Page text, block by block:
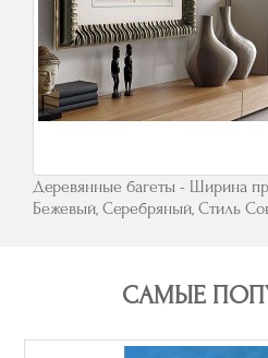
Деревянные багеты - Ширина
Бежевый, Серебряный, Стиль
САМЫЕ